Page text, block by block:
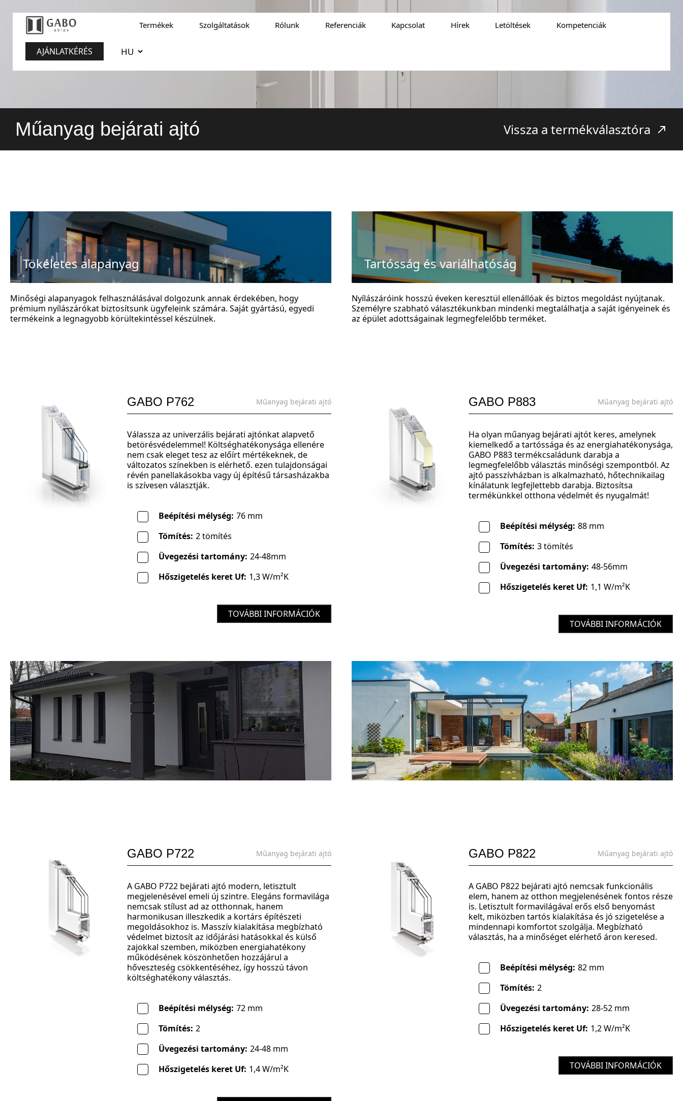
Termékek Szolgáltatások Rólunk Referenciák Kapcsolat Hírek Letöltések Kompetenciák
AJÁNLATKÉRÉS
Műanyag bejárati ajtó Vissza a termékválasztóra
Tökéletes alapanyag
Minőségi alapanyagok felhasználásával dolgozunk annak érdekében, hogy
prémium nyílászárókat biztosítsunk ügyfeleink számára. Saját gyártású, egyedi
termékeink a legnagyobb körültekintéssel készülnek.
Tartósság és variálhatóság
Nyílászáróink hosszú éveken keresztül ellenállóak és biztos megoldást nyújtanak.
Személyre szabható választékunkban mindenki megtalálhatja a saját igényeinek és
az épület adottságainak legmegfelelőbb terméket.
GABO P762 Műanyag bejárati ajtó
Válassza az univerzális bejárati ajtónkat alapvető
betörésvédelemmel! Költséghatékonysága ellenére
nem csak eleget tesz az előírt mértékeknek, de
változatos színekben is elérhető. ezen tulajdonságai
révén panellakásokba vagy új építésű társasházakba
is szívesen választják.
Beépítési mélység: 76 mm
Tömítés: 2 tömítés
Üvegezési tartomány: 24-48mm
Hőszigetelés keret Uf: 1,3 W/m²K
TOVÁBBI INFORMÁCIÓK
GABO P883 Műanyag bejárati ajtó
Ha olyan műanyag bejárati ajtót keres, amelynek
kiemelkedő a tartóssága és az energiahatékonysága,
GABO P883 termékcsaládunk darabja a
legmegfelelőbb választás minőségi szempontból. Az
ajtó passzívházban is alkalmazható, hőtechnikailag
kínálatunk legfejlettebb darabja. Biztosítsa
termékünkkel otthona védelmét és nyugalmát!
Beépítési mélység: 88 mm
Tömítés: 3 tömítés
Üvegezési tartomány: 48-56mm
Hőszigetelés keret Uf: 1,1 W/m²K
TOVÁBBI INFORMÁCIÓK
GABO P722 Műanyag bejárati ajtó
A GABO P722 bejárati ajtó modern, letisztult
megjelenésével emeli új szintre. Elegáns formavilága
nemcsak stílust ad az otthonnak, hanem
harmonikusan illeszkedik a kortárs építészeti
megoldásokhoz is. Masszív kialakítása megbízható
védelmet biztosít az időjárási hatásokkal és külső
zajokkal szemben, miközben energiahatékony
működésének köszönhetően hozzájárul a
hőveszteség csökkentéséhez, így hosszú távon
költséghatékony választás.
Beépítési mélység: 72 mm
Tömítés: 2
Üvegezési tartomány: 24-48 mm
Hőszigetelés keret Uf: 1,4 W/m²K
GABO P822 Műanyag bejárati ajtó
A GABO P822 bejárati ajtó nemcsak funkcionális
elem, hanem az otthon megjelenésének fontos része
is. Letisztult formavilágával erős első benyomást
kelt, miközben tartós kialakítása és jó szigetelése a
mindennapi komfortot szolgálja. Megbízható
választás, ha a minőséget elérhető áron keresed.
Beépítési mélység: 82 mm
Tömítés: 2
Üvegezési tartomány: 28-52 mm
Hőszigetelés keret Uf: 1,2 W/m²K
TOVÁBBI INFORMÁCIÓK